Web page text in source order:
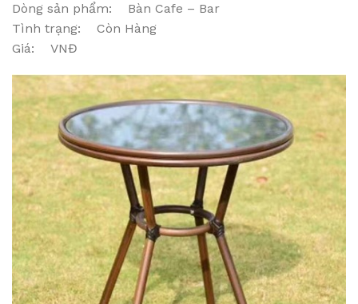
Dòng sản phẩm: Bàn Cafe – Bar
Tình trạng: Còn Hàng
Giá: VNĐ